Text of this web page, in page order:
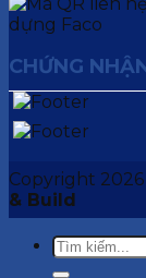
CHỨNG
Copyright
& Build